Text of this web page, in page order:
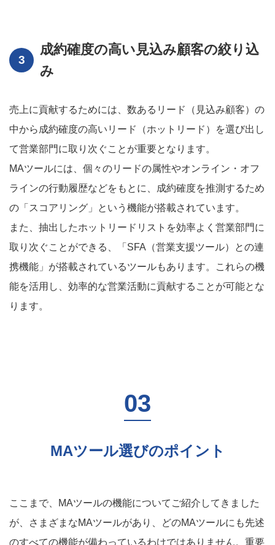
成約確度の高い見込み顧客の絞り込
み
売上に貢献するためには、数あるリード（見込み顧客）の
中から成約確度の高いリード（ホットリード）を選び出し
て営業部門に取り次ぐことが重要となります。
MAツールには、個々のリードの属性やオンライン・オフ
ラインの行動履歴などをもとに、成約確度を推測するため
の「スコアリング」という機能が搭載されています。
また、抽出したホットリードリストを効率よく営業部門に
取り次ぐことができる、「SFA（営業支援ツール）との連
携機能」が搭載されているツールもあります。これらの機
能を活用し、効率的な営業活動に貢献することが可能とな
ります。
MAツール選びのポイント
ここまで、MAツールの機能についてご紹介してきました
が、さまざまなMAツールがあり、どのMAツールにも先述
のすべての機能が備わっているわけではありません。重要